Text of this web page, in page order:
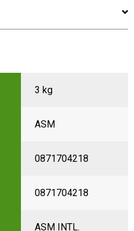
3 kg
ASM
0871704218
0871704218
ASM INTL.